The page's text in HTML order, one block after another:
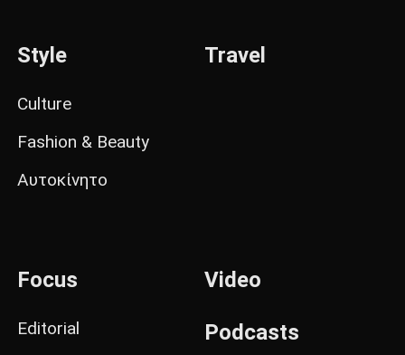
Style
Culture
Fashion & Beauty
Αυτοκίνητο
Travel
Focus
Editorial
Video
Podcasts